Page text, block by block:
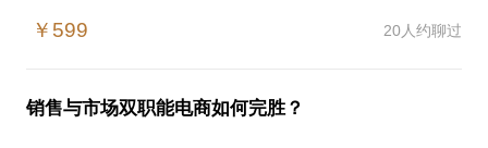
圈的一切资源可以为你提供完整解决方案。相信能为
市场营销
困扰：
品牌KPI设定
电商直营or外包实际运营模式的确定
￥599 20人约聊过
销售与市场双职能电商如何完胜？